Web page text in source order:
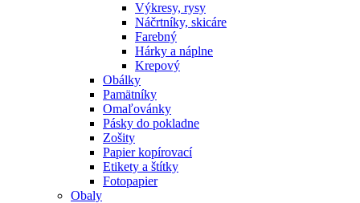
Výkresy, rysy
Náčrtníky, skicáre
Farebný
Hárky a náplne
Krepový
Obálky
Pamätníky
Omaľovánky
Pásky do pokladne
Zošity
Papier kopírovací
Etikety a štítky
Fotopapier
Obaly